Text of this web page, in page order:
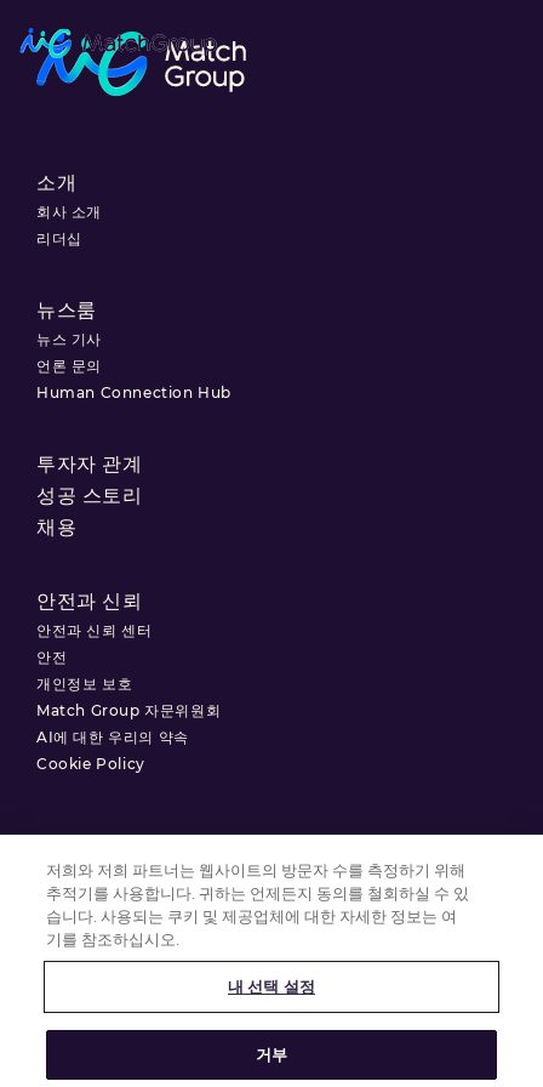
소개
회사 소개
리더십
뉴스룸
뉴스 기사
언론 문의
Human Connection Hub
투자자 관계
성공 스토리
채용
안전과 신뢰
안전과 신뢰 센터
안전
개인정보 보호
Match Group 자문위원회
AI에 대한 우리의 약속
Cookie Policy
이용약관
개인정보 처리방침
쿠키 설정
모든 권리 보유. MATCH GROUP, MG 로고 및 기울어진 파란색 실 모양의 MG
로고는 Match Group Americas, LLC의 상표입니다. 다른 모든 상표는 각 상표
저희와 저희 파트너는 웹사이트의 방문자 수를 측정하기 위해
추적기를 사용합니다. 귀하는 언제든지 동의를 철회하실 수 있
습니다. 사용되는 쿠키 및 제공업체에 대한 자세한 정보는 여
기를 참조하십시오.
내 선택 설정
거부